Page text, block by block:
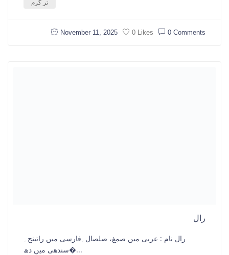
تر گرم
November 11, 2025 0 Likes 0 Comments
رال
رال نام : عربی میں صمغ، صلصال۔فارسی میں راتینج۔
سندھی میں دھ�...